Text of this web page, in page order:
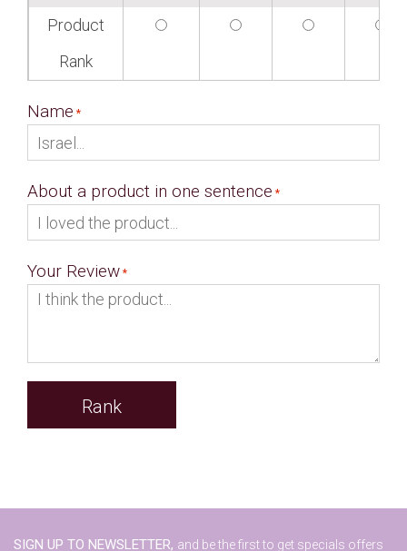
Product
Rank
Name
About a product in one sentence
Your Review
Rank
SIGN UP TO NEWSLETTER, and be the first to get specials offers